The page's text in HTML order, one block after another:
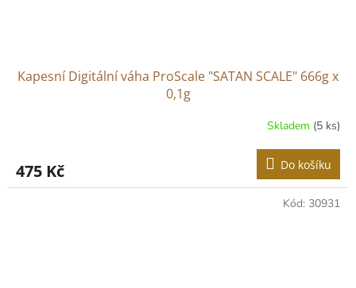
Kapesní Digitální váha ProScale "SATAN SCALE" 666g x
0,1g
Skladem (5 ks)
475 Kč Do košíku
Kód: 30931